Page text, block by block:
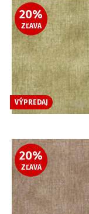
20%
ZĽAVA
VÝPREDAJ
20%
ZĽAVA